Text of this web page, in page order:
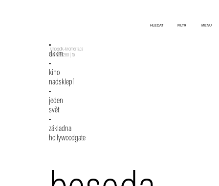
dkkm
kino
nadsklepí
jeden
svět
základna
hollywoodgate
kino@dk-kromeriz.cz
573 339 280 fb
HLEDAT FILTR MENU